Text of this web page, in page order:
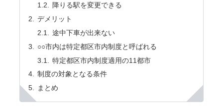
降りる駅を変更できる
デメリット
途中下車が出来ない
○○市内は特定都区市内制度と呼ばれる
特定都区市内制度適用の11都市
制度の対象となる条件
まとめ